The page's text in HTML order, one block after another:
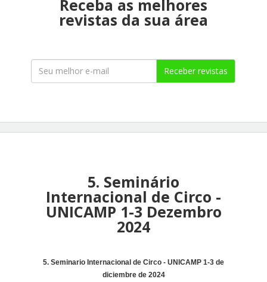
Receba as melhores
revistas da sua área
Receber revistas
5. Seminário
Internacional de Circo -
UNICAMP 1-3 Dezembro
2024
5. Seminario Internacional de Circo - UNICAMP 1-3 de
diciembre de 2024